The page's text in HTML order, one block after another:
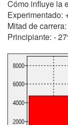
Cómo influye la
Experimentado:
Mitad de
Principiante: -